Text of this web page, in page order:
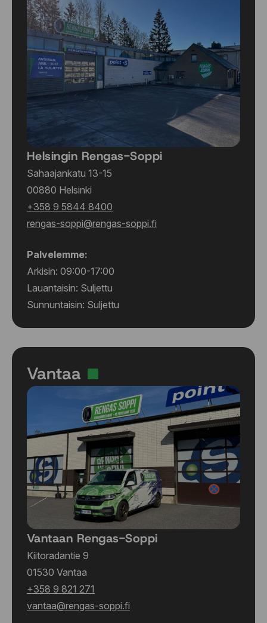
Helsingin Rengas-Soppi
Sahaajankatu 13-15
00880 Helsinki
+358 9 5844 8400
rengas-soppi@rengas-soppi.fi
Palvelemme:
Arkisin: 09:00-17:00
Lauantaisin: Suljettu
Sunnuntaisin: Suljettu
Vantaa
Vantaan Rengas-Soppi
Kiitoradantie 9
01530 Vantaa
+358 9 821 271
vantaa@rengas-soppi.fi